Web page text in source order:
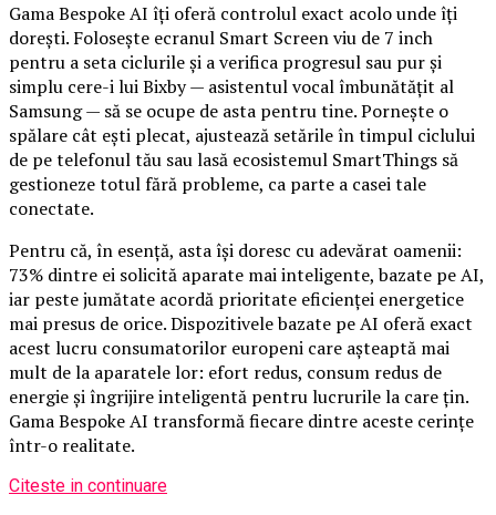
Gama Bespoke AI îți oferă controlul exact acolo unde îți
dorești. Folosește ecranul Smart Screen viu de 7 inch
pentru a seta ciclurile și a verifica progresul sau pur și
simplu cere-i lui Bixby — asistentul vocal îmbunătățit al
Samsung — să se ocupe de asta pentru tine. Pornește o
spălare cât ești plecat, ajustează setările în timpul ciclului
de pe telefonul tău sau lasă ecosistemul SmartThings să
gestioneze totul fără probleme, ca parte a casei tale
conectate.
Pentru că, în esență, asta își doresc cu adevărat oamenii:
73% dintre ei solicită aparate mai inteligente, bazate pe AI,
iar peste jumătate acordă prioritate eficienței energetice
mai presus de orice. Dispozitivele bazate pe AI oferă exact
acest lucru consumatorilor europeni care așteaptă mai
mult de la aparatele lor: efort redus, consum redus de
energie și îngrijire inteligentă pentru lucrurile la care țin.
Gama Bespoke AI transformă fiecare dintre aceste cerințe
într-o realitate.
Citeste in continuare